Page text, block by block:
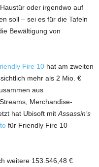
oder irgendwo auf
soll – sei es für die Tafeln
Bewältigung von
Fire 10 hat am zweiten
mehr als 2 Mio. €
aus
Merchandise-
hat Ubisoft mit Assassin’s
für Friendly Fire 10
weitere 153.546,48 €